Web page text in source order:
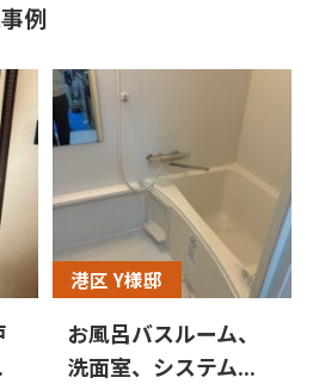
例
港区 Y様邸
お風呂バスルーム、
洗面室、システム...